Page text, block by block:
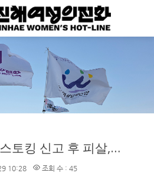
뉴 건너뛰기
는 대한민국 – 정부는 여성폭력 범정부 종합대책 신속히 마련하고 즉각 실행하라
10:28 조회 수 : 45